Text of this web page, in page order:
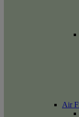
Air